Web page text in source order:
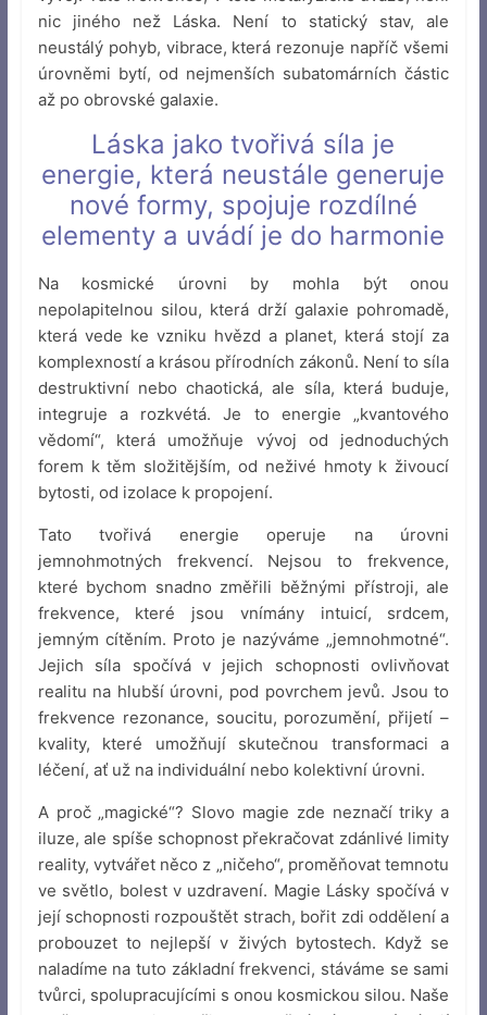
nic jiného než Láska. Není to statický stav, ale
neustálý pohyb, vibrace, která rezonuje napříč všemi
úrovněmi bytí, od nejmenších subatomárních částic
až po obrovské galaxie.
Láska jako tvořivá síla je
energie, která neustále generuje
nové formy, spojuje rozdílné
elementy a uvádí je do harmonie
Na kosmické úrovni by mohla být onou
nepolapitelnou silou, která drží galaxie pohromadě,
která vede ke vzniku hvězd a planet, která stojí za
komplexností a krásou přírodních zákonů. Není to síla
destruktivní nebo chaotická, ale síla, která buduje,
integruje a rozkvétá. Je to energie „kvantového
vědomí“, která umožňuje vývoj od jednoduchých
forem k těm složitějším, od neživé hmoty k živoucí
bytosti, od izolace k propojení.
Tato tvořivá energie operuje na úrovni
jemnohmotných frekvencí. Nejsou to frekvence,
které bychom snadno změřili běžnými přístroji, ale
frekvence, které jsou vnímány intuicí, srdcem,
jemným cítěním. Proto je nazýváme „jemnohmotné“.
Jejich síla spočívá v jejich schopnosti ovlivňovat
realitu na hlubší úrovni, pod povrchem jevů. Jsou to
frekvence rezonance, soucitu, porozumění, přijetí –
kvality, které umožňují skutečnou transformaci a
léčení, ať už na individuální nebo kolektivní úrovni.
A proč „magické“? Slovo magie zde neznačí triky a
iluze, ale spíše schopnost překračovat zdánlivé limity
reality, vytvářet něco z „ničeho“, proměňovat temnotu
ve světlo, bolest v uzdravení. Magie Lásky spočívá v
její schopnosti rozpouštět strach, bořit zdi oddělení a
probouzet to nejlepší v živých bytostech. Když se
naladíme na tuto základní frekvenci, stáváme se sami
tvůrci, spolupracujícími s onou kosmickou silou. Naše